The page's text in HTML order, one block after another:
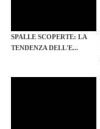
SPALLE SCOPERTE: LA
TENDENZA DELL'E...